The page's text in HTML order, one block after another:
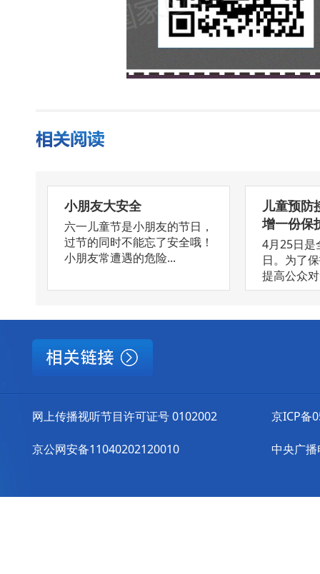
小朋友大安全
六一儿童节是小朋友的节日，
过节的同时不能忘了安全哦！
小朋友常遭遇的危险...
儿童预防
增一份保
4月25日是
日。为了
提高公众
网上传播视听节目许可证号 0102002
京公网安备11040202120010
京ICP备
中央广